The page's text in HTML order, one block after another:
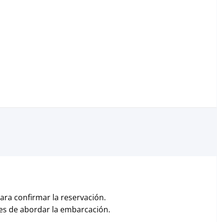
confirmar la reservación.
de abordar la embarcación.